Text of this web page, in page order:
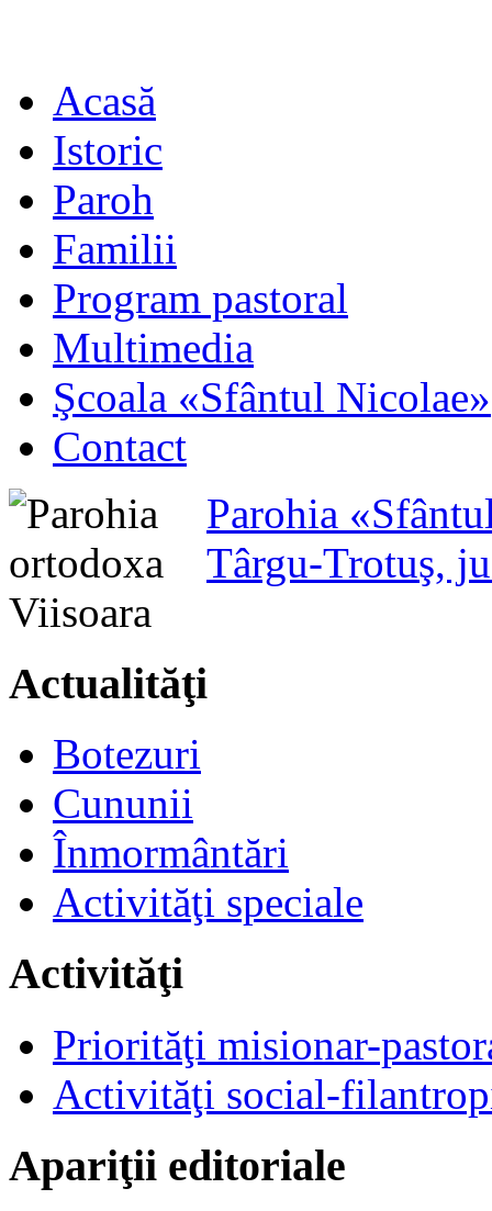
Acasă
Istoric
Paroh
Familii
Program pastoral
Multimedia
Şcoala «Sfântul Nicolae»
Contact
Parohia
Târgu-Trotuş,
Actualităţi
Botezuri
Cununii
Înmormântări
Activităţi speciale
Activităţi
Priorităţi misionar-
Activităţi social-
Apariţii editoriale